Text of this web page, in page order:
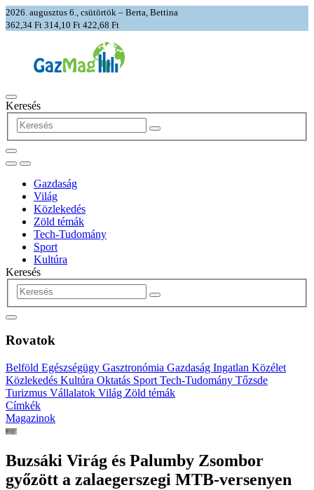
2026. augusztus 6., csütörtök – Berta, Bettina
362,34 Ft 314,10 Ft 422,68 Ft
Keresés
Gazdaság
Világ
Közlekedés
Zöld témák
Tech-Tudomány
Sport
Kultúra
Keresés
Rovatok
Belföld Egészségügy Gasztronómia Gazdaság Ingatlan Közélet
Közlekedés Kultúra Oktatás Sport Tech-Tudomány Tőzsde
Turizmus Vállalatok Világ Zöld témák
Címkék
Magazinok
Buzsáki Virág és Palumby Zsombor
győzött a zalaegerszegi MTB-versenyen